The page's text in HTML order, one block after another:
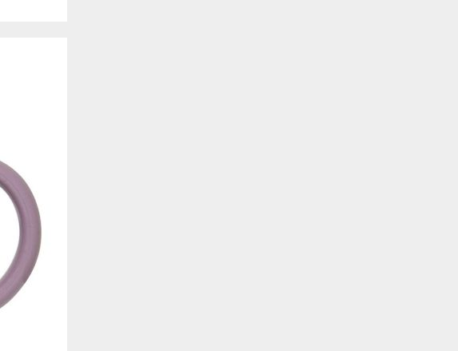
que el sitio ofrezca una mejor funcionalidad y personalización. Pueden ser establecidas por nosotros o
servicios hemos agregado a nuestras páginas. Si no permite estas cookies algunos de nuestros servicios
pueden establecer estas cookies en nuestro sitio web. Estas empresas pueden utilizarlas para
intereses y proporcionarte publicidad relevante en otros sitios web. Si no permite estas cookies, tu
dirigida.